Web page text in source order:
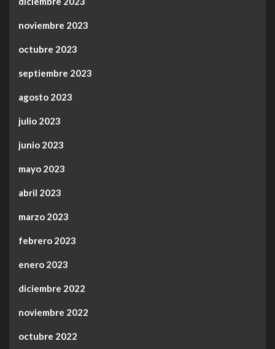
noviembre 2023
octubre 2023
septiembre 2023
agosto 2023
julio 2023
junio 2023
mayo 2023
abril 2023
marzo 2023
febrero 2023
enero 2023
diciembre 2022
noviembre 2022
octubre 2022